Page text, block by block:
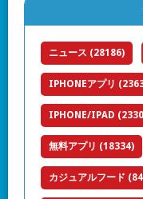
ニュース (28186)
IPHONEアプリ
IPHONE/IPAD
無料アプリ (18334)
カジュアルフード